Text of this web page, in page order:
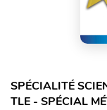
SPÉCIALITÉ
TLE - SPÉCIAL